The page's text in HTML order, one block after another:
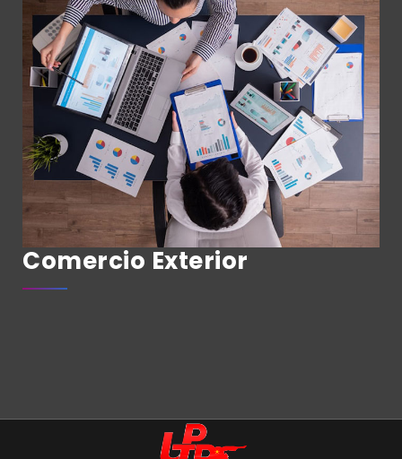
Comercio Exterior